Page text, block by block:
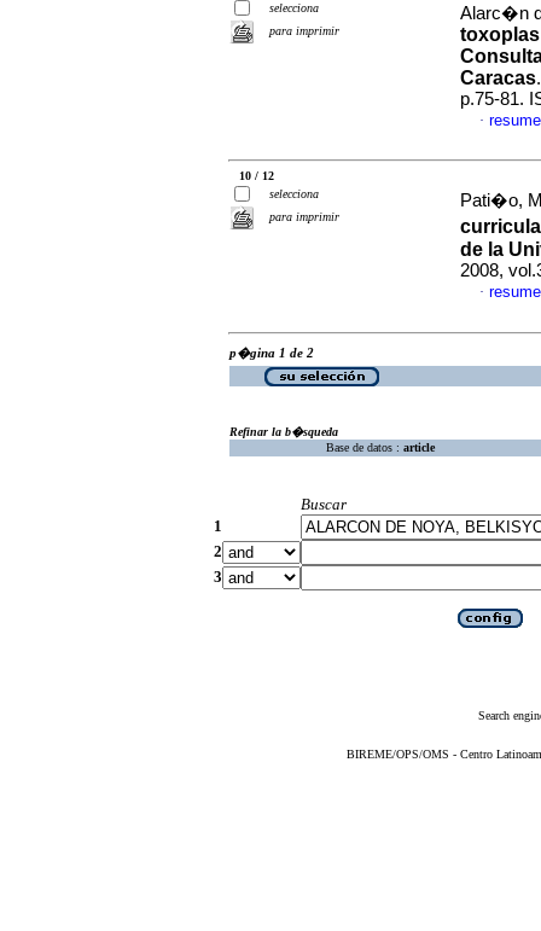
selecciona
para imprimir
Alarc�n
Caracas
p.75-81.
·
10 / 12
selecciona
para imprimir
Pati�o,
de la
2008,
·
p�gina 1 de 2
Refinar la b�squeda
Base de datos : article
Buscar
1
2
3
Search
BIREME/OPS/OMS - Centro